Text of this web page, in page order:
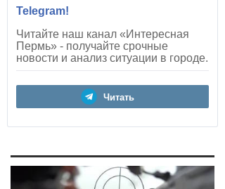
Telegram!
Читайте наш канал «Интересная
Пермь» - получайте срочные
новости и анализ ситуации в городе.
Читать